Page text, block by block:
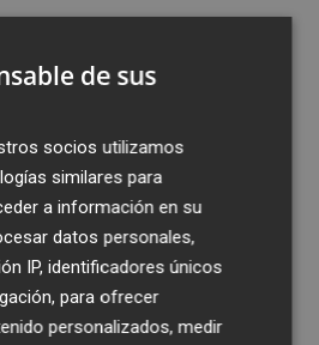
por un incendio forestal
tercera victoria 'sprint' del año y
de sus
socios utilizamos
similares para
a información en su
datos personales,
IP, identificadores únicos
para ofrecer
personalizados, medir